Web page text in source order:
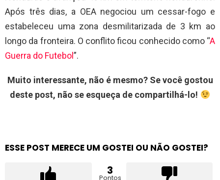
Após três dias, a OEA negociou um cessar-fogo e
estabeleceu uma zona desmilitarizada de 3 km ao
longo da fronteira. O conflito ficou conhecido como “A
Guerra do Futebol”.
Muito interessante, não é mesmo? Se você gostou
deste post, não se esqueça de compartilhá-lo!
ESSE POST MERECE UM GOSTEI OU NÃO GOSTEI?
3
Pontos